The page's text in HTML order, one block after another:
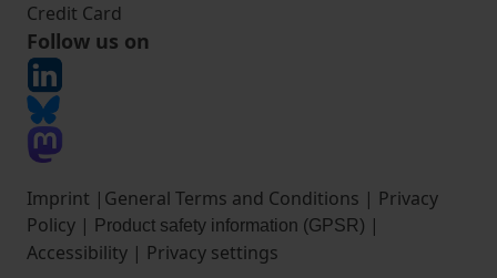
Credit Card
Follow us on
Imprint | General Terms and Conditions | Privacy
Policy | Product safety information (GPSR) |
Accessibility | Privacy settings